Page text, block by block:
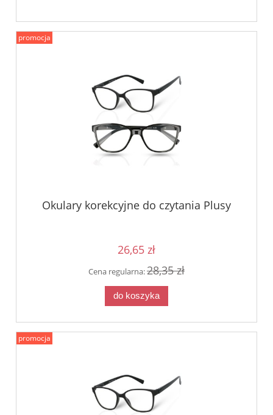
Okulary korekcyjne do czytania Plusy
26,65 zł
Cena regularna:28,35 zł
do koszyka
promocja
promocja